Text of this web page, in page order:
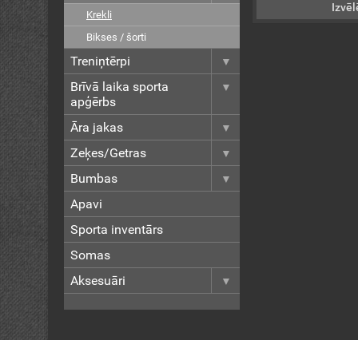
Krekli
Bikses / šorti
Treniņtērpi
Brīvā laika sporta
apģērbs
Āra jakas
Zeķes/Getras
Bumbas
Apavi
Sporta inventārs
Somas
Aksesuāri